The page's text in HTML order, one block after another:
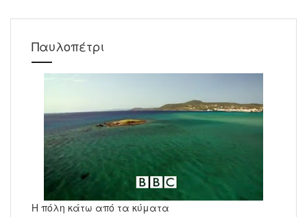
Παυλοπέτρι
Η πόλη κάτω από τα κύματα